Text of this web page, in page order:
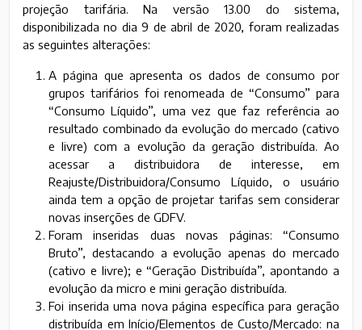
projeção tarifária. Na versão 13.00 do sistema,
disponibilizada no dia 9 de abril de 2020, foram realizadas
as seguintes alterações:
A página que apresenta os dados de consumo por
grupos tarifários foi renomeada de “Consumo” para
“Consumo Líquido”, uma vez que faz referência ao
resultado combinado da evolução do mercado (cativo
e livre) com a evolução da geração distribuída. Ao
acessar a distribuidora de interesse, em
Reajuste/Distribuidora/Consumo Líquido, o usuário
ainda tem a opção de projetar tarifas sem considerar
novas inserções de GDFV.
Foram inseridas duas novas páginas: “Consumo
Bruto”, destacando a evolução apenas do mercado
(cativo e livre); e “Geração Distribuída”, apontando a
evolução da micro e mini geração distribuída.
Foi inserida uma nova página específica para geração
distribuída em Início/Elementos de Custo/Mercado: na